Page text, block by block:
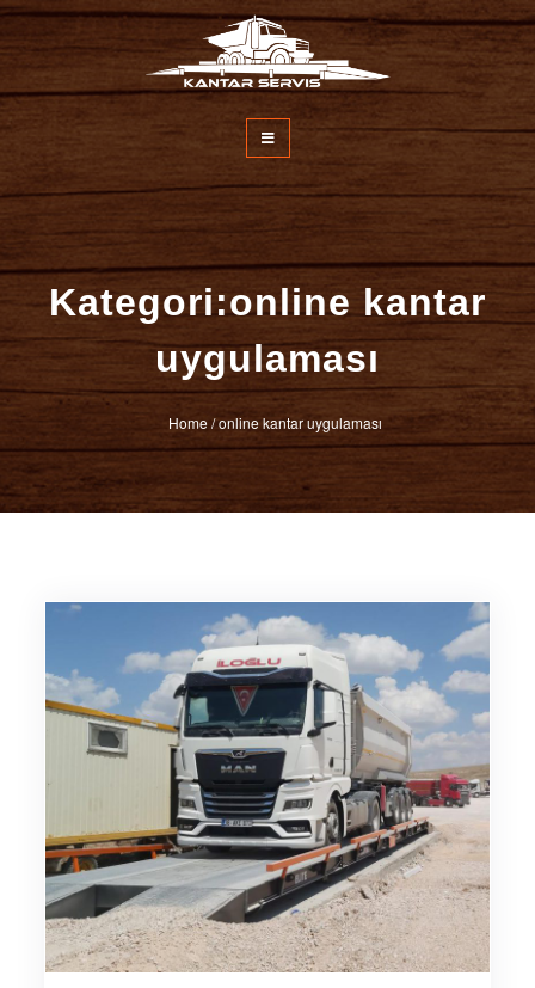
İçeriğe
Kantar Servisi
Kategori:online kantar
uygulaması
Home/online kantar uygulaması